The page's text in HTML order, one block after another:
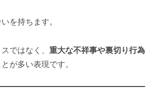
を持ちます。
ではなく、 重大な不祥事や裏切り行為
が多い表現です。